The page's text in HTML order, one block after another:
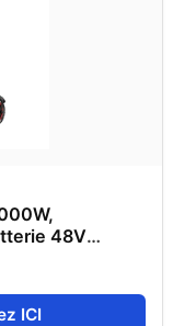
48V
à Disque,
de
Liberté au
ICI